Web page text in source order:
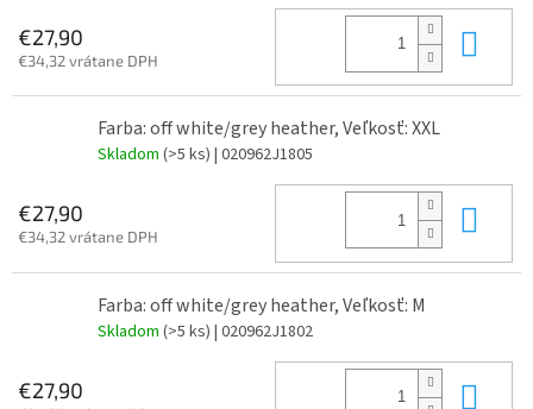
€27,90
€34,32 vrátane DPH
Farba: off white/grey heather, Veľkosť: XXL
Skladom (>5 ks) | 020962J1805
€27,90
€34,32 vrátane DPH
Farba: off white/grey heather, Veľkosť: M
Skladom (>5 ks) | 020962J1802
€27,90